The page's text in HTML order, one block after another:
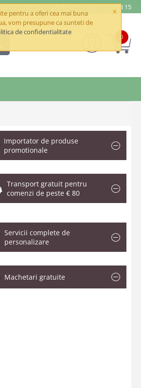
×
pentru a oferi cea mai buna
vom presupune ca sunteti de
de confidentialitate
722 287 335 Telefon: +40 21 320 03 15
0
Importator de produse
promotionale
Transport gratuit pentru
comenzi de peste € 80
Servicii complete de
personalizare
Machetari gratuite